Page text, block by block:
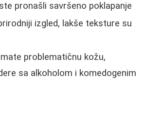
pronašli savršeno poklapanje
izgled, lakše teksture su
problematičnu kožu,
sa alkoholom i komedogenim